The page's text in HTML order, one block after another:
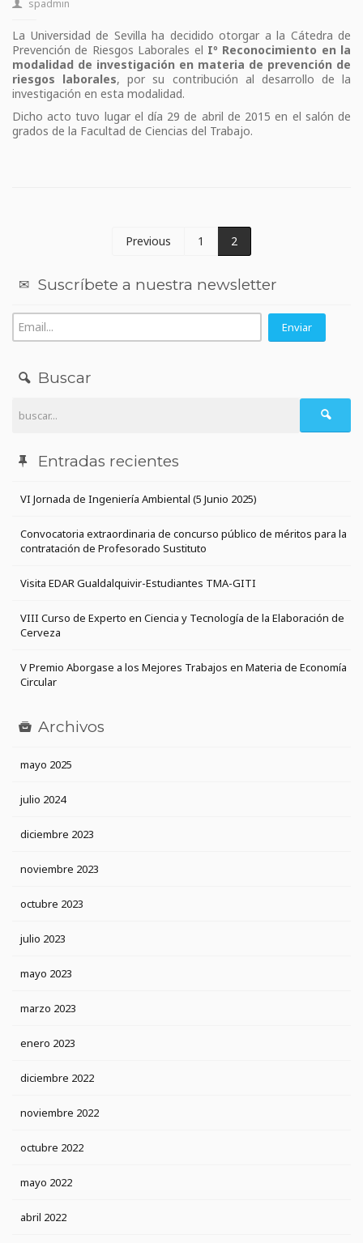
spadmin
La Universidad de Sevilla ha decidido otorgar a la Cátedra de
Prevención de Riesgos Laborales el Iº Reconocimiento en la
modalidad de investigación en materia de prevención de
riesgos laborales, por su contribución al desarrollo de la
investigación en esta modalidad.
Dicho acto tuvo lugar el día 29 de abril de 2015 en el salón de
grados de la Facultad de Ciencias del Trabajo.
Previous 1 2
Suscríbete a nuestra newsletter
Buscar
Entradas recientes
VI Jornada de Ingeniería Ambiental (5 Junio 2025)
Convocatoria extraordinaria de concurso público de méritos para la
contratación de Profesorado Sustituto
Visita EDAR Gualdalquivir-Estudiantes TMA-GITI
VIII Curso de Experto en Ciencia y Tecnología de la Elaboración de
Cerveza
V Premio Aborgase a los Mejores Trabajos en Materia de Economía
Circular
Archivos
mayo 2025
julio 2024
diciembre 2023
noviembre 2023
octubre 2023
julio 2023
mayo 2023
marzo 2023
enero 2023
diciembre 2022
noviembre 2022
octubre 2022
mayo 2022
abril 2022